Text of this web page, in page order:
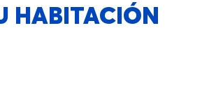
HABITACIÓN